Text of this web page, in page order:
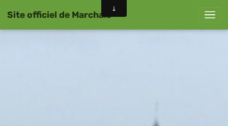
Site officiel de Marchais